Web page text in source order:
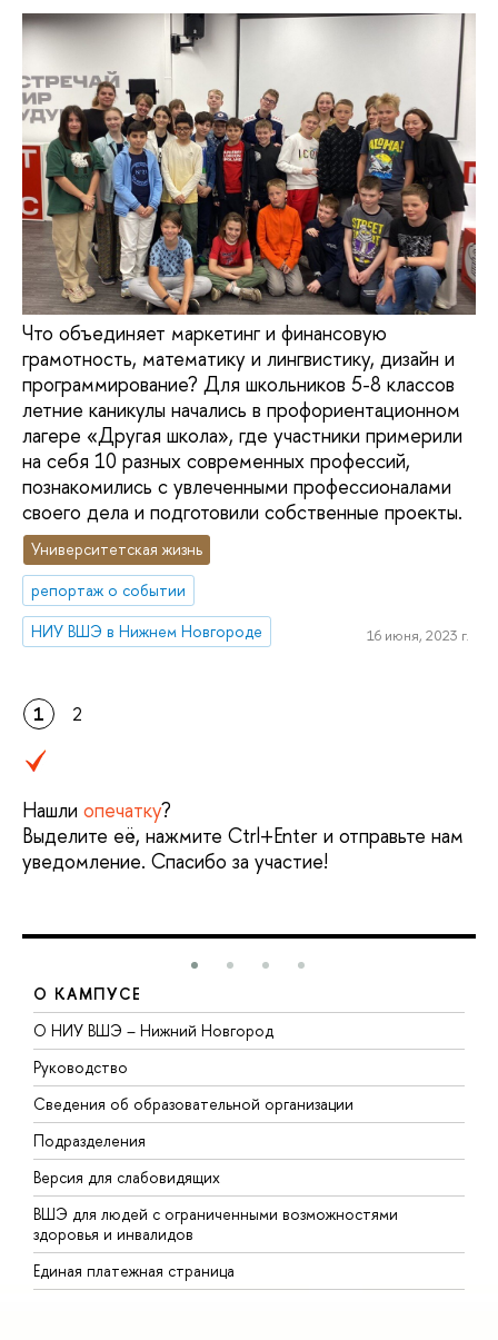
Что объединяет маркетинг и финансовую
грамотность, математику и лингвистику, дизайн и
программирование? Для школьников 5-8 классов
летние каникулы начались в профориентационном
лагере «Другая школа», где участники примерили
на себя 10 разных современных профессий,
познакомились с увлеченными профессионалами
своего дела и подготовили собственные проекты.
Университетская жизнь
репортаж о событии
НИУ ВШЭ в Нижнем Новгороде
16 июня, 2023 г.
1 2
Нашли опечатку?
Выделите её, нажмите Ctrl+Enter и отправьте нам
уведомление. Спасибо за участие!
О КАМПУСЕ
О НИУ ВШЭ – Нижний Новгород
Руководство
Сведения об образовательной организации
Подразделения
Версия для слабовидящих
ВШЭ для людей с ограниченными возможностями
здоровья и инвалидов
Единая платежная страница